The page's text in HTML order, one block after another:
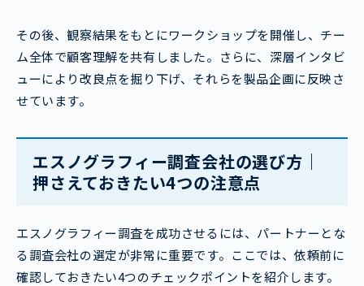
その後、観察結果をもとにワークショップを開催し、チー
ム全体で顧客理解を共有しました。さらに、深層インタビ
ューにより改良点を掘り下げ、それらを製品企画に反映さ
せています。
エスノグラフィー調査会社の選び方｜
押さえておきたい4つの注意点
エスノグラフィー調査を成功させるには、パートナーとな
る調査会社の選定が非常に重要です。ここでは、依頼前に
確認しておきたい4つのチェックポイントを紹介します。